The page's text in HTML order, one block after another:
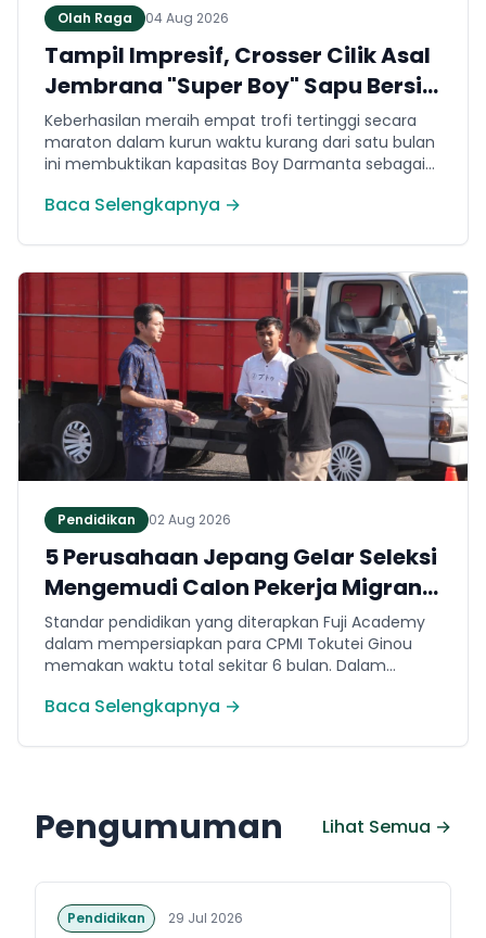
Olah Raga 04 Aug 2026
Tampil Impresif, Crosser Cilik Asal
Jembrana "Super Boy" Sapu Bersih
4 Gelar Juara Motocross 50cc di
Jawa
Keberhasilan meraih empat trofi tertinggi secara
maraton dalam kurun waktu kurang dari satu bulan
ini membuktikan kapasitas Boy Darmanta sebagai
dimiliki Jembrana di kancah motocross nasional
Baca Selengkapnya →
Pendidikan 02 Aug 2026
5 Perusahaan Jepang Gelar Seleksi
Mengemudi Calon Pekerja Migran
Jembrana
Standar pendidikan yang diterapkan Fuji Academy
dalam mempersiapkan para CPMI Tokutei Ginou
memakan waktu total sekitar 6 bulan. Dalam
menguasai sejumlah kompetensi. Seperti
(internal Fuji Academy). Sertifikasi resmi bahasa
Jepang.
Baca Selengkapnya →
Pengumuman Lihat Semua →
Pendidikan 29 Jul 2026